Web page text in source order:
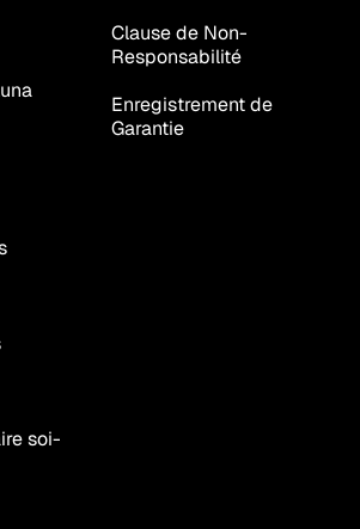
Clause de Non-
Responsabilité
Enregistrement de
Garantie
soi-